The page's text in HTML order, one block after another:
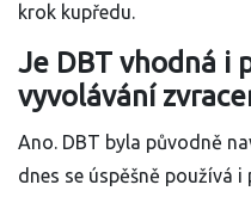
krok kupředu.
Je DBT vhodná i
vyvolávání
Ano. DBT byla původně
dnes se úspěšně používá